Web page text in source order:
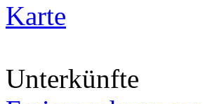
Karte
Unterkünfte